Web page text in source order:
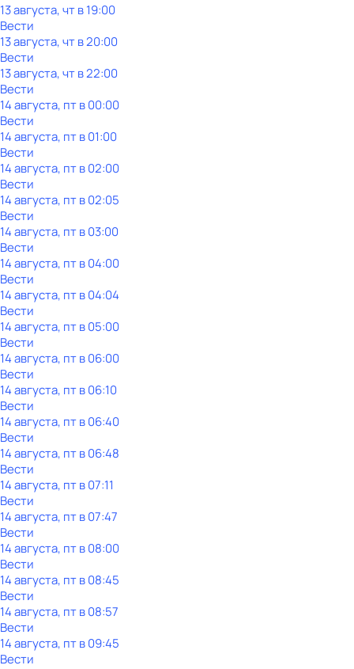
13 августа, чт в 19:00
Вести
13 августа, чт в 20:00
Вести
13 августа, чт в 22:00
Вести
14 августа, пт в 00:00
Вести
14 августа, пт в 01:00
Вести
14 августа, пт в 02:00
Вести
14 августа, пт в 02:05
Вести
14 августа, пт в 03:00
Вести
14 августа, пт в 04:00
Вести
14 августа, пт в 04:04
Вести
14 августа, пт в 05:00
Вести
14 августа, пт в 06:00
Вести
14 августа, пт в 06:10
Вести
14 августа, пт в 06:40
Вести
14 августа, пт в 06:48
Вести
14 августа, пт в 07:11
Вести
14 августа, пт в 07:47
Вести
14 августа, пт в 08:00
Вести
14 августа, пт в 08:45
Вести
14 августа, пт в 08:57
Вести
14 августа, пт в 09:45
Вести